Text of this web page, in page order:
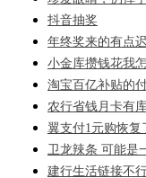
抖音抽奖
年终奖来的有点
小金库攒钱花我
淘宝百亿补贴的
农行省钱月卡有
翼支付1元购恢复
卫龙辣条 可能是
建行生活链接不